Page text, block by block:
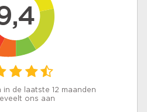
de laatste 12 maanden
ons aan